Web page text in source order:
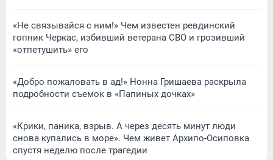
«Не связывайся с ним!» Чем известен ревдинский
гопник Черкас, избивший ветерана СВО и грозивший
«отпетушить» его
«Добро пожаловать в ад!» Нонна Гришаева раскрыла
подробности съемок в «Папиных дочках»
«Крики, паника, взрыв. А через десять минут люди
снова купались в море». Чем живет Архипо-Осиповка
спустя неделю после трагедии